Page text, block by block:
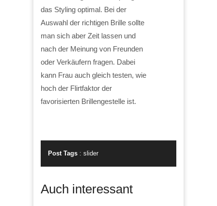
das Styling optimal. Bei der
Auswahl der richtigen Brille sollte
man sich aber Zeit lassen und
nach der Meinung von Freunden
oder Verkäufern fragen. Dabei
kann Frau auch gleich testen, wie
hoch der Flirtfaktor der
favorisierten Brillengestelle ist.
Post Tags : slider
Auch interessant